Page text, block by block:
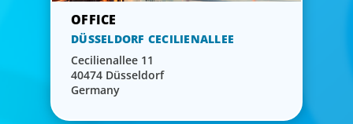
DÜSSELDORF CECILIENALLEE
Cecilienallee 11
40474 Düsseldorf
Germany